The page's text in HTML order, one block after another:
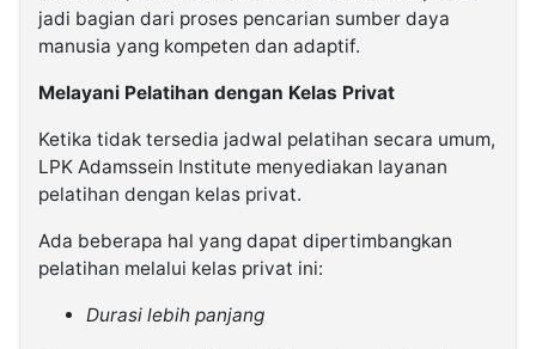
jadi bagian dari proses pencarian sumber daya
manusia yang kompeten dan adaptif.
Melayani Pelatihan dengan Kelas Privat
Ketika tidak tersedia jadwal pelatihan secara umum,
LPK Adamssein Institute menyediakan layanan
pelatihan dengan kelas privat.
Ada beberapa hal yang dapat dipertimbangkan
pelatihan melalui kelas privat ini:
Durasi lebih panjang